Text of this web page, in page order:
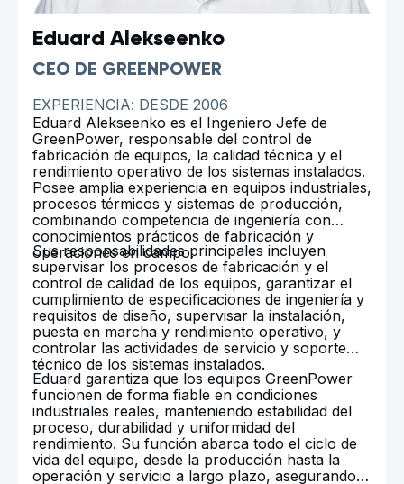
Eduard Alekseenko
CEO DE GREENPOWER
EXPERIENCIA: DESDE 2006
Eduard Alekseenko es el Ingeniero Jefe de
GreenPower, responsable del control de
fabricación de equipos, la calidad técnica y el
rendimiento operativo de los sistemas instalados.
Posee amplia experiencia en equipos industriales,
procesos térmicos y sistemas de producción,
combinando competencia de ingeniería con
conocimientos prácticos de fabricación y
operaciones en campo.
Sus responsabilidades principales incluyen
supervisar los procesos de fabricación y el
control de calidad de los equipos, garantizar el
cumplimiento de especificaciones de ingeniería y
requisitos de diseño, supervisar la instalación,
puesta en marcha y rendimiento operativo, y
controlar las actividades de servicio y soporte
técnico de los sistemas instalados.
Eduard garantiza que los equipos GreenPower
funcionen de forma fiable en condiciones
industriales reales, manteniendo estabilidad del
proceso, durabilidad y uniformidad del
rendimiento. Su función abarca todo el ciclo de
vida del equipo, desde la producción hasta la
operación y servicio a largo plazo, asegurando